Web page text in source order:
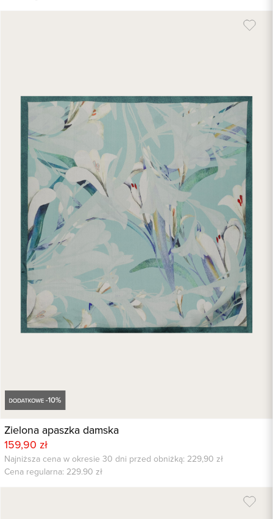
Zielona apaszka damska
159,90 zł
Najniższa cena w okresie 30 dni przed obniżką: 229,90 zł
Cena regularna: 229.90 zł